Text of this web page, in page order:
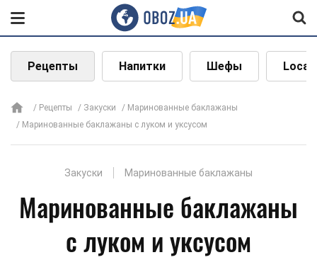
Рецепты Напитки Шефы Local
Рецепты Закуски
Маринованные баклажаны
Маринованные баклажаны с луком и уксусом
Закуски Маринованные баклажаны
Маринованные баклажаны
с луком и уксусом